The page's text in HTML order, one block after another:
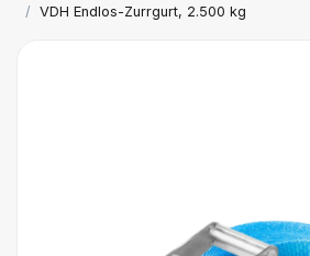
VDH Endlos-Zurrgurt, 2.500 kg